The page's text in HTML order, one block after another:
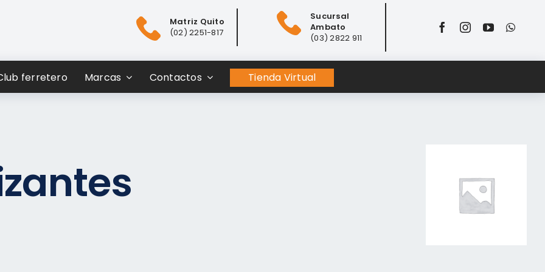
Matriz Quito
(02) 2251-817
Sucursal
Ambato
(03) 2822 911
ferretero Marcas Contactos Tienda Virtual